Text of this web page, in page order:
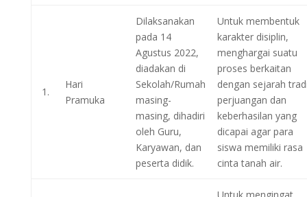
1.
Hari
Pramuka
Dilaksanakan
pada 14
Agustus 2022,
diadakan di
Sekolah/Rumah
masing-
masing, dihadiri
oleh Guru,
Karyawan, dan
peserta didik.
Untuk membentuk
karakter disiplin,
menghargai suatu
proses berkaitan
dengan sejarah
perjuangan dan
keberhasilan yang
dicapai agar para
siswa memiliki rasa
cinta tanah air.